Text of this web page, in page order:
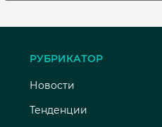
РУБРИКАТОР
Новости
Тенденции